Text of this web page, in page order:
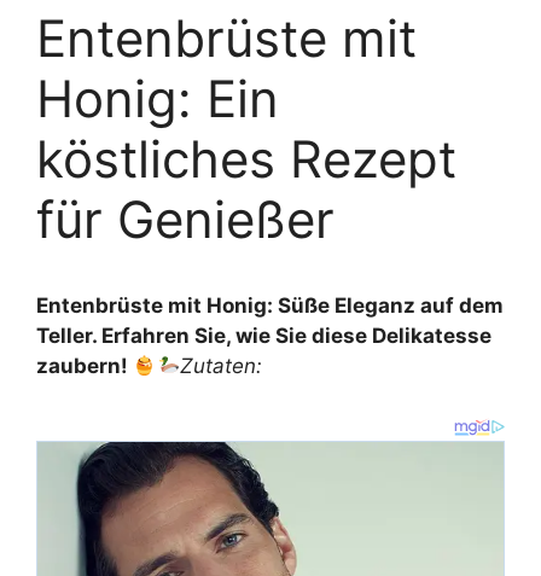
Entenbrüste mit
Honig: Ein
köstliches Rezept
für Genießer
Entenbrüste mit Honig: Süße Eleganz auf dem
Teller. Erfahren Sie, wie Sie diese Delikatesse
zaubern!
Zutaten: